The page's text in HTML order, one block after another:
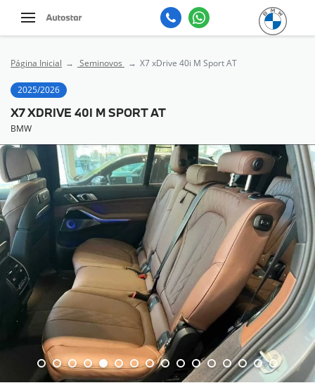
Página Inicial Seminovos X7 xDrive 40i M Sport AT
2025/2026
X7 XDRIVE 40I M SPORT AT
BMW